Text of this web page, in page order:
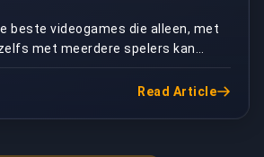
beste videogames die alleen, met
met meerdere spelers kan
Dota 2 is al populair geworden voo...
Read Article